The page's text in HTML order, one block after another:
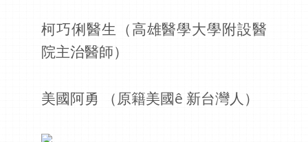
柯巧俐醫生（高雄醫學大學附設醫
院主治醫師）
美國阿勇 （原籍美國ê 新台灣人）